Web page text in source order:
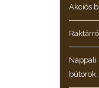
Akciós
Nappali